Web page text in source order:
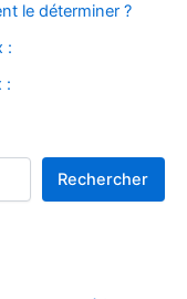
le déterminer ?
:
:
Rechercher